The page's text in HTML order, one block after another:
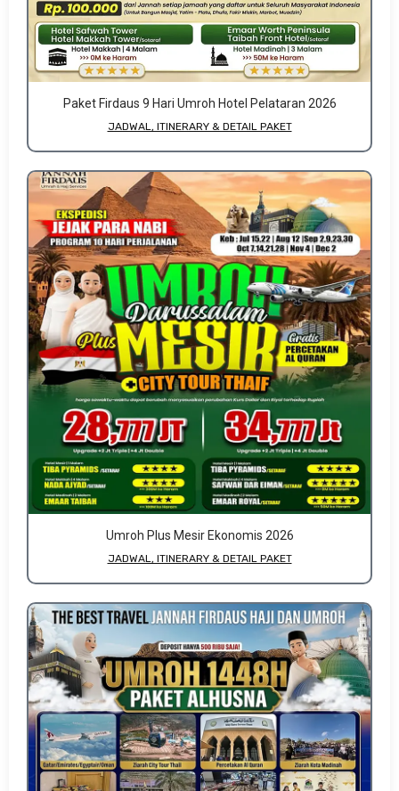
Paket Firdaus 9 Hari Umroh Hotel Pelataran 2026
JADWAL, ITINERARY & DETAIL PAKET
Umroh Plus Mesir Ekonomis 2026
JADWAL, ITINERARY & DETAIL PAKET